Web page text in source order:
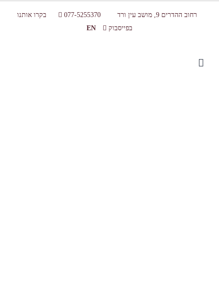
רחוב ההדרים 9, מושב עין ורד 077-5255370
בקרו אותנו
בפייסבוק
EN